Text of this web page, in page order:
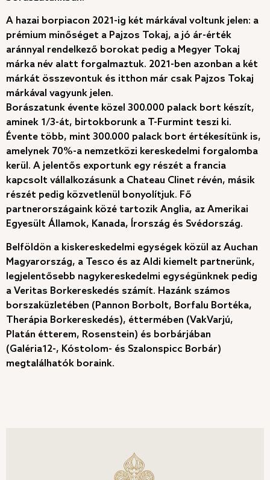
A hazai borpiacon 2021-ig két márkával voltunk jelen: a
prémium minőséget a Pajzos Tokaj, a jó ár-érték
aránnyal rendelkező borokat pedig a Megyer Tokaj
márka név alatt forgalmaztuk. 2021-ben azonban a két
márkát összevontuk és itthon már csak Pajzos Tokaj
márkával vagyunk jelen.
Borászatunk évente közel 300.000 palack bort készít,
aminek 1/3-át, birtokborunk a T-Furmint teszi ki.
Évente több, mint 300.000 palack bort értékesítünk is,
amelynek 70%-a nemzetközi kereskedelmi forgalomba
kerül. A jelentős exportunk egy részét a francia
kapcsolt vállalkozásunk a Chateau Clinet révén, másik
részét pedig közvetlenül bonyolítjuk. Fő
partnerországaink közé tartozik Anglia, az Amerikai
Egyesült Államok, Kanada, Írország és Svédország.
Belföldön a kiskereskedelmi egységek közül az Auchan
Magyarország, a Tesco és az Aldi kiemelt partnerünk,
legjelentősebb nagykereskedelmi egységünknek pedig
a Veritas Borkereskedés számít. Hazánk számos
borszaküzletében (Pannon Borbolt, Borfalu Bortéka,
Therápia Borkereskedés), éttermében (VakVarjú,
Platán étterem, Rosenstein) és borbárjában
(Galéria12-, Kóstolom- és Szalonspicc Borbár)
megtalálhatók boraink.